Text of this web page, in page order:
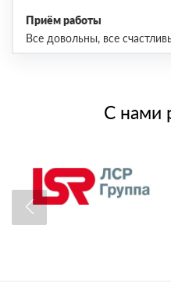
Приём работы
Все довольны, все
С нами